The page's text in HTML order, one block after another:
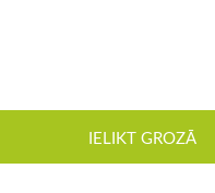
IELIKT GROZĀ